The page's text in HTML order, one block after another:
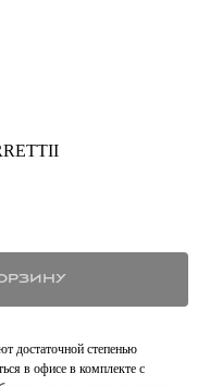
достаточной степенью
в офисе в комплекте с